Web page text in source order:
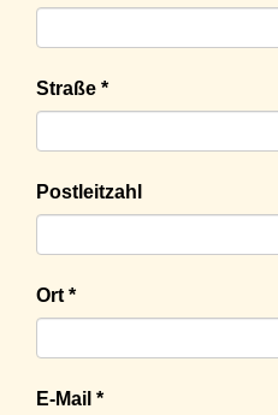
Straße *
Postleitzahl
Ort *
E-Mail *